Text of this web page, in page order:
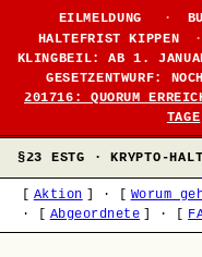
EILMELDUNG ·
HALTEFRIST KIPPEN
·
KLINGBEIL: AB 1.
GESETZENTWURF:
201716: QUORUM
TAGE
§23 ESTG · KRYPTO-
Aktion · Worum
·
Abgeordnete ·